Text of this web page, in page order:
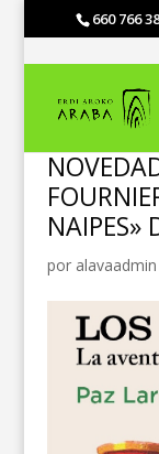
660 766
NAIPES»
por alavaadmin